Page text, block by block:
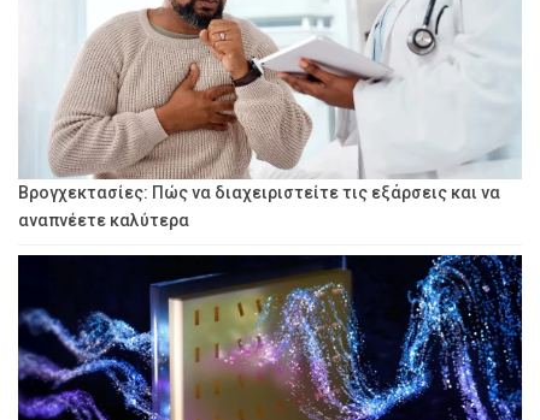
Βρογχεκτασίες: Πώς να διαχειριστείτε τις εξάρσεις και να
αναπνέετε καλύτερα